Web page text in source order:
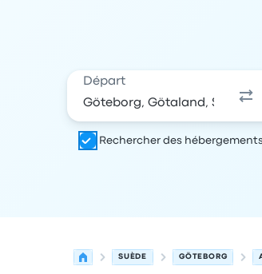
Départ
Rechercher des
SUÈDE GÖTEBORG